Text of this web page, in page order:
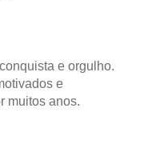
e orgulho.
e
muitos anos.